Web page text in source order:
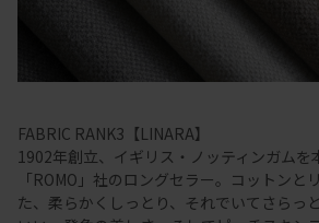
FABRIC RANK3【LINARA】
1902年創立、イギリス・ノッティンガムを
「ROMO」社のロングセラー。コットンと
た、柔らかくしっとり、それでいてさらっ